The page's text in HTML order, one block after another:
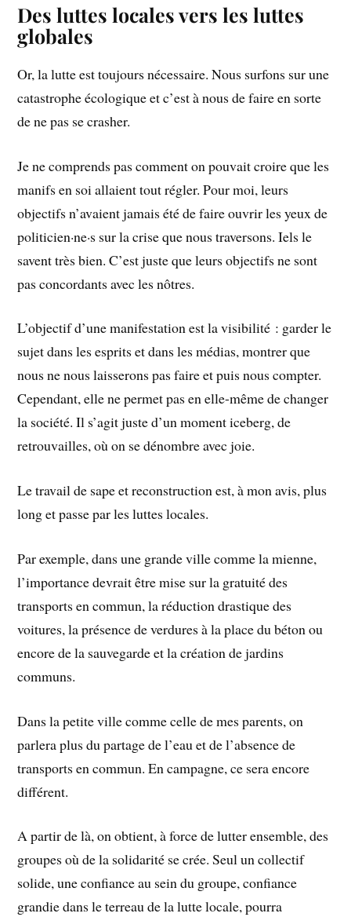
Des luttes locales vers les luttes
globales
Or, la lutte est toujours nécessaire. Nous surfons sur une
catastrophe écologique et c’est à nous de faire en sorte
de ne pas se crasher.
Je ne comprends pas comment on pouvait croire que les
manifs en soi allaient tout régler. Pour moi, leurs
objectifs n’avaient jamais été de faire ouvrir les yeux de
politicien·ne·s sur la crise que nous traversons. Iels le
savent très bien. C’est juste que leurs objectifs ne sont
pas concordants avec les nôtres.
L’objectif d’une manifestation est la visibilité : garder le
sujet dans les esprits et dans les médias, montrer que
nous ne nous laisserons pas faire et puis nous compter.
Cependant, elle ne permet pas en elle-même de changer
la société. Il s’agit juste d’un moment iceberg, de
retrouvailles, où on se dénombre avec joie.
Le travail de sape et reconstruction est, à mon avis, plus
long et passe par les luttes locales.
Par exemple, dans une grande ville comme la mienne,
l’importance devrait être mise sur la gratuité des
transports en commun, la réduction drastique des
voitures, la présence de verdures à la place du béton ou
encore de la sauvegarde et la création de jardins
communs.
Dans la petite ville comme celle de mes parents, on
parlera plus du partage de l’eau et de l’absence de
transports en commun. En campagne, ce sera encore
différent.
A partir de là, on obtient, à force de lutter ensemble, des
groupes où de la solidarité se crée. Seul un collectif
solide, une confiance au sein du groupe, confiance
grandie dans le terreau de la lutte locale, pourra